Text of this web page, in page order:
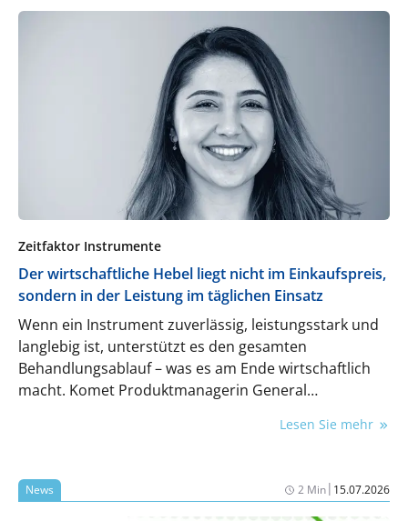
Zeitfaktor Instrumente
Der wirtschaftliche Hebel liegt nicht im Einkaufspreis,
sondern in der Leistung im täglichen Einsatz
Wenn ein Instrument zuverlässig, leistungsstark und
langlebig ist, unterstützt es den gesamten
Behandlungsablauf – was es am Ende wirtschaftlich
macht. Komet Produktmanagerin General
Auswirkungen Instrumente bei jedem einzelnen
haben.
Lesen Sie mehr
News 2 Min| 15.07.2026